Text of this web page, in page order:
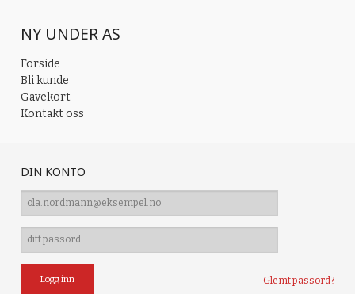
NY UNDER AS
Forside
Bli kunde
Gavekort
Kontakt oss
DIN KONTO
Glemt passord?